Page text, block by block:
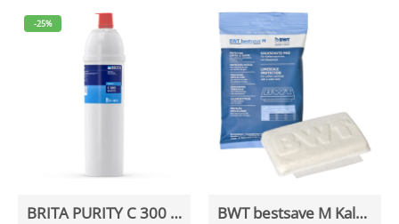
-25%
BRITA PURITY C 300 Quell ST Wasserfilterkartusche BWT bestsave M Kalk­schutz Pad